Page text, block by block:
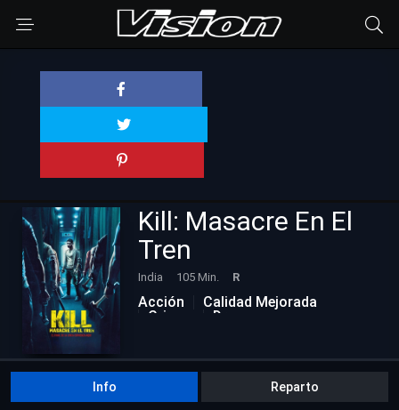
Kill: Masacre En El
Tren
India 105 Min. R
Acción
Calidad Mejorada
Crimen
Drama
Info Reparto